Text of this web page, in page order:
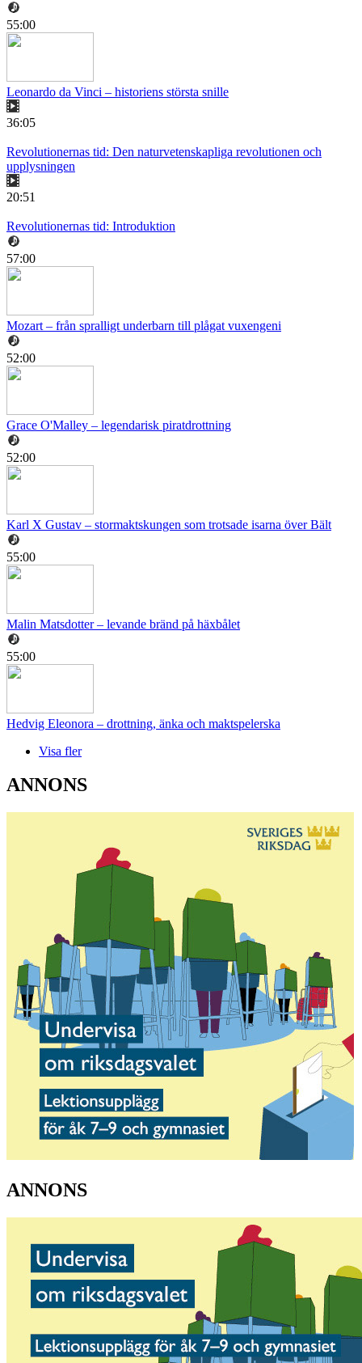
55:00
Leonardo da Vinci – historiens största snille
36:05
Revolutionernas tid: Den naturvetenskapliga revolutionen och
upplysningen
20:51
Revolutionernas tid: Introduktion
57:00
Mozart – från spralligt underbarn till plågat vuxengeni
52:00
Grace O'Malley – legendarisk piratdrottning
52:00
Karl X Gustav – stormaktskungen som trotsade isarna över Bält
55:00
Malin Matsdotter – levande bränd på häxbålet
55:00
Hedvig Eleonora – drottning, änka och maktspelerska
Visa fler
ANNONS
ANNONS